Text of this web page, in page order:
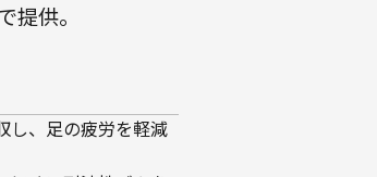
供。
し、足の疲労を軽減